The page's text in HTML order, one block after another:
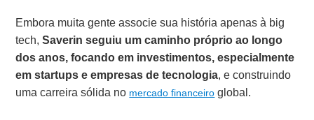
Embora muita gente associe sua história apenas à big
tech,Saverin seguiu um caminho próprio ao longo
dos anos, focando em investimentos, especialmente
em startups e empresas de tecnologia, e construindo
uma carreira sólida no mercado financeiro global.